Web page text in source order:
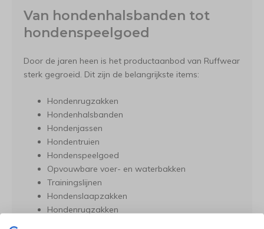
Van hondenhalsbanden tot
hondenspeelgoed
Door de jaren heen is het productaanbod van Ruffwear
sterk gegroeid. Dit zijn de belangrijkste items:
Hondenrugzakken
Hondenhalsbanden
Hondenjassen
Hondentruien
Hondenspeelgoed
Opvouwbare voer- en waterbakken
Trainingslijnen
Hondenslaapzakken
Hondenrugzakken